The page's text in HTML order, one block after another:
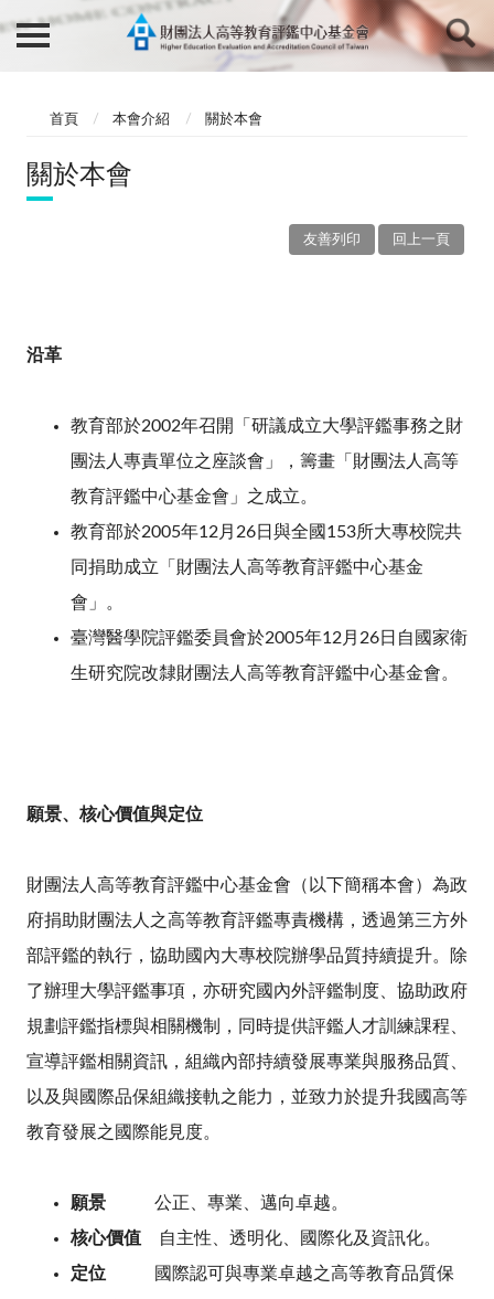
首頁 本會介紹 關於本會
關於本會
回上一頁
友善列印
沿革
教育部於2002年召開「研議成立大學評鑑事務之財
團法人專責單位之座談會」，籌畫「財團法人高等
教育評鑑中心基金會」之成立。
教育部於2005年12月 26日與全國 153所大專校院共
同捐助成立「財團法人高等教育評鑑中心基金
會」。
臺灣醫學院評鑑委員會於2005年12月 26日自國家衛
生研究院改隸財團法人高等教育評鑑中心基金會。
願景、核心價值與定位
財團法人高等教育評鑑中心基金會（以下簡稱本會）為政
府捐助財團法人之高等教育評鑑專責機構，透過第三方外
部評鑑的執行，協助國內大專校院辦學品質持續提升。除
了辦理大學評鑑事項，亦研究國內外評鑑制度、協助政府
規劃評鑑指標與相關機制，同時提供評鑑人才訓練課程、
宣導評鑑相關資訊，組織內部持續發展專業與服務品質、
以及與國際品保組織接軌之能力，並致力於提升我國高等
教育發展之國際能見度。
願景 公正、專業、邁向卓越。
核心價值 自主性、透明化、國際化及資訊化。
定位
國際認可與專業卓越之高等教育品質保